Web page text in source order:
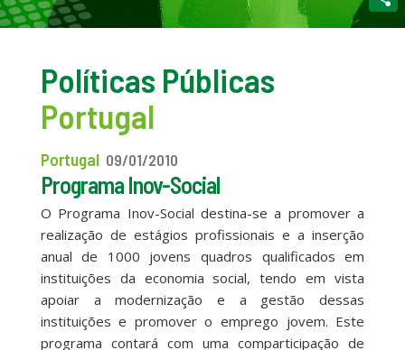
Políticas Públicas
Portugal
Portugal 09/01/2010
Programa Inov-Social
O Programa Inov-Social destina-se a promover a
realização de estágios profissionais e a inserção
anual de 1000 jovens quadros qualificados em
instituições da economia social, tendo em vista
apoiar a modernização e a gestão dessas
instituições e promover o emprego jovem. Este
programa contará com uma comparticipação de